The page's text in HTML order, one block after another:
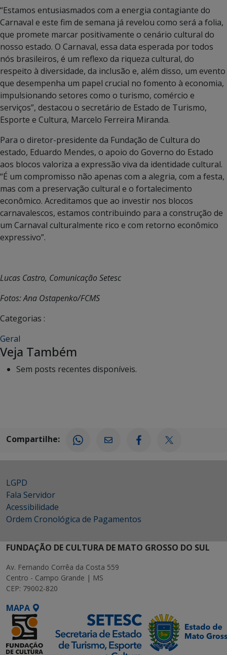
“Estamos entusiasmados com a energia contagiante do
Carnaval e este fim de semana já revelou como será a folia,
que promete marcar positivamente o cenário cultural do
nosso estado. O Carnaval, essa data esperada por todos
nós brasileiros, é um reflexo da riqueza cultural, do
respeito à diversidade, da inclusão e, além disso, um evento
que desempenha um papel crucial no fomento à economia,
impulsionando setores como o turismo, comércio e
serviços”, destacou o secretário de Estado de Turismo,
Esporte e Cultura, Marcelo Ferreira Miranda.
Para o diretor-presidente da Fundação de Cultura do
estado, Eduardo Mendes, o apoio do Governo do Estado
aos blocos valoriza a expressão viva da identidade cultural.
“É um compromisso não apenas com a alegria, com a festa,
mas com a preservação cultural e o fortalecimento
econômico. Acreditamos que ao investir nos blocos
carnavalescos, estamos contribuindo para a construção de
um Carnaval culturalmente rico e com retorno econômico
expressivo”.
Lucas Castro, Comunicação Setesc
Fotos: Ana Ostapenko/FCMS
Categorias :
Geral
Veja Também
Sem posts recentes disponíveis.
Compartilhe:
LGPD
Fala Servidor
Acessibilidade
Ordem Cronológica de Pagamentos
FUNDAÇÃO DE CULTURA DE MATO GROSSO DO SUL
Av. Fernando Corrêa da Costa 559
Centro - Campo Grande | MS
CEP: 79002-820
MAPA